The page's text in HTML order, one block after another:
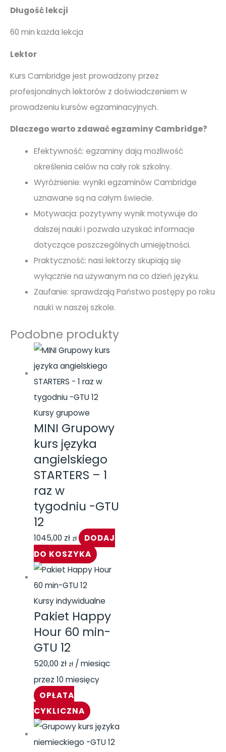
Długość lekcji
60 min każda lekcja
Lektor
Kurs Cambridge jest prowadzony przez
profesjonalnych lektorów z doświadczeniem w
prowadzeniu kursów egzaminacyjnych.
Dlaczego warto zdawać egzaminy Cambridge?
Efektywność: egzaminy dają możliwość
określenia celów na cały rok szkolny.
Wyróżnienie: wyniki egzaminów Cambridge
uznawane są na całym świecie.
Motywacja: pozytywny wynik motywuje do
dalszej nauki i pozwala uzyskać informacje
dotyczące poszczególnych umiejętności.
Praktyczność: nasi lektorzy skupiają się
wyłącznie na używanym na co dzień języku.
Zaufanie: sprawdzają Państwo postępy po roku
nauki w naszej szkole.
Podobne produkty
Kursy grupowe
MINI Grupowy
kurs języka
angielskiego
STARTERS – 1
raz w
tygodniu -GTU
12
1045,00 zł zł
DODAJ
DO KOSZYKA
Kursy indywidualne
Pakiet Happy
Hour 60 min-
GTU 12
520,00 zł zł / miesiąc
przez 10 miesięcy
OPŁATA
CYKLICZNA